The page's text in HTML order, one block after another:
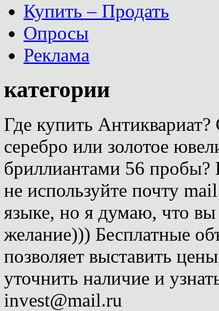
Купить – Продать
Опросы
Реклама
категории
Где купить
серебро или золотое
бриллиантами 56 пробы?
не используйте почту
языке, но я думаю, что
желание))) Бесплатные
позволяет выставить
уточнить наличие и
invest@mail.ru